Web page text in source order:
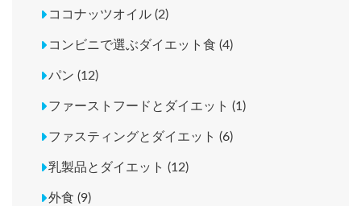
ココナッツオイル (2)
コンビニで選ぶダイエット食 (4)
パン (12)
ファーストフードとダイエット (1)
ファスティングとダイエット (6)
乳製品とダイエット (12)
外食 (9)